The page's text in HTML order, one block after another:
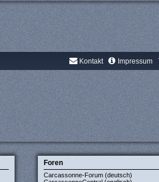
Impressum
Kontakt
Foren
Carcassonne-Forum (deutsch)